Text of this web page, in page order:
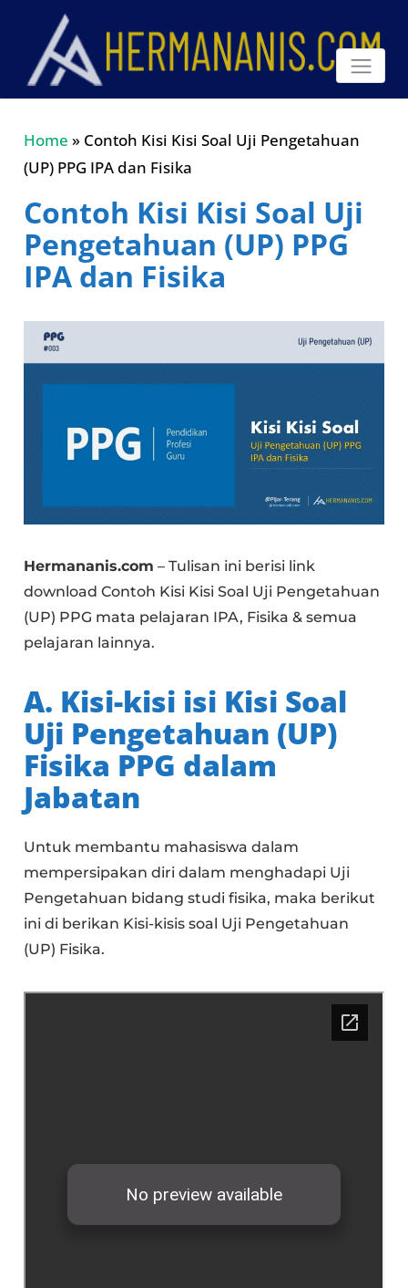
Home » Contoh Kisi Kisi Soal Uji Pengetahuan
(UP) PPG IPA dan Fisika
Contoh Kisi Kisi Soal Uji
Pengetahuan (UP) PPG
IPA dan Fisika
Hermananis.com – Tulisan ini berisi link
download Contoh Kisi Kisi Soal Uji Pengetahuan
(UP) PPG mata pelajaran IPA, Fisika & semua
pelajaran lainnya.
A. Kisi-kisi isi Kisi Soal
Uji Pengetahuan (UP)
Fisika PPG dalam
Jabatan
Untuk membantu mahasiswa dalam
mempersipakan diri dalam menghadapi Uji
Pengetahuan bidang studi fisika, maka berikut
ini di berikan Kisi-kisis soal Uji Pengetahuan
(UP) Fisika.